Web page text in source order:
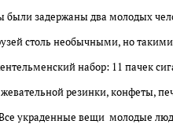
были задержаны два молодых
столь необычными, но
набор: 11 пачек
резинки, конфеты,
украденные вещи молодые